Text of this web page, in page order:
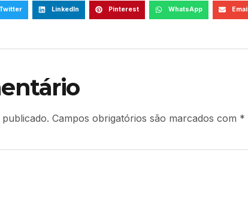
Twitter LinkedIn Pinterest WhatsApp Email
Campos obrigatórios são marcados com *